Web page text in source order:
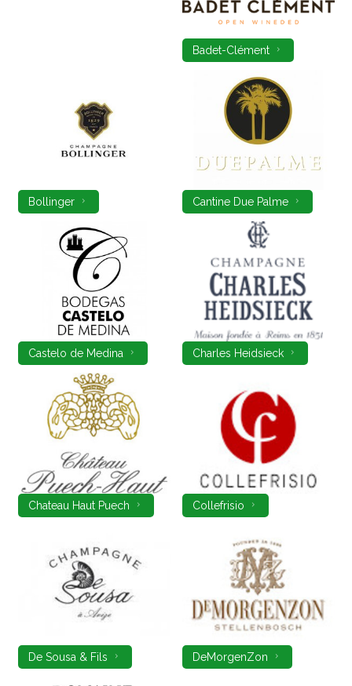
Badet-Clément
Bollinger Cantine Due Palme
Castelo de Medina Charles Heidsieck
Chateau Haut Puech Collefrisio
De Sousa & Fils DeMorgenZon